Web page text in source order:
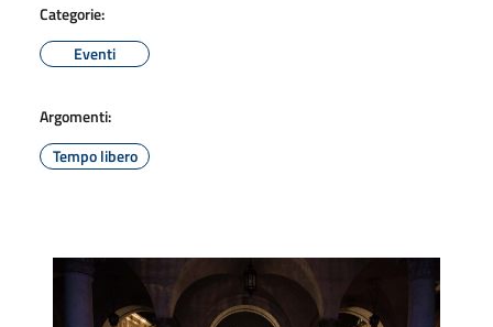
Categorie:
Eventi
Argomenti:
Tempo libero